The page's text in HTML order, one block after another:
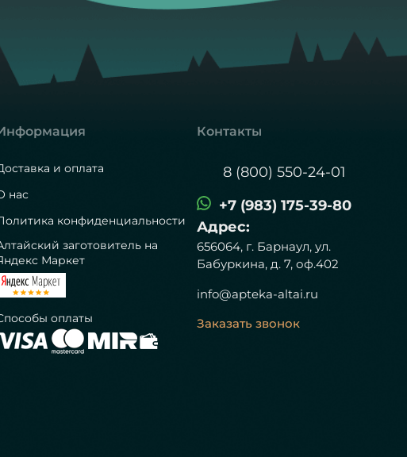
и оплата
нас
конфиденциальности
заготовитель на
Маркет
оплаты
Контакты
8 (800) 550-24-01
+7 (983) 175-39-80
Адрес:
656064, г. Барнаул, ул.
Бабуркина, д. 7, оф.402
info@apteka-altai.ru
Заказать звонок